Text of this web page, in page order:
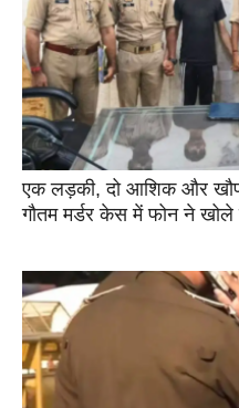
एक लड़की, दो आशिक और
गौतम मर्डर केस में फोन ने खोले